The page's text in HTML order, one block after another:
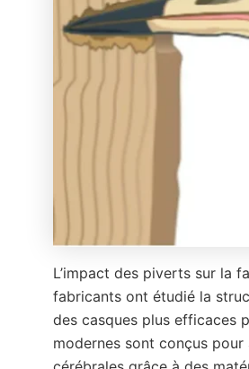
L’impact des piverts sur la
fabricants ont étudié la
des casques plus efficaces
modernes sont conçus